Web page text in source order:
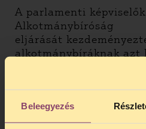
Beleegyezés
A parlamenti
Alkotmánybíróság
eljárását
alkotmánybíráknak azt
hogy a paksi
„üzleti és műszaki
ezekkel összefüggő
megalapozását szolgáló
megismerhetőségének